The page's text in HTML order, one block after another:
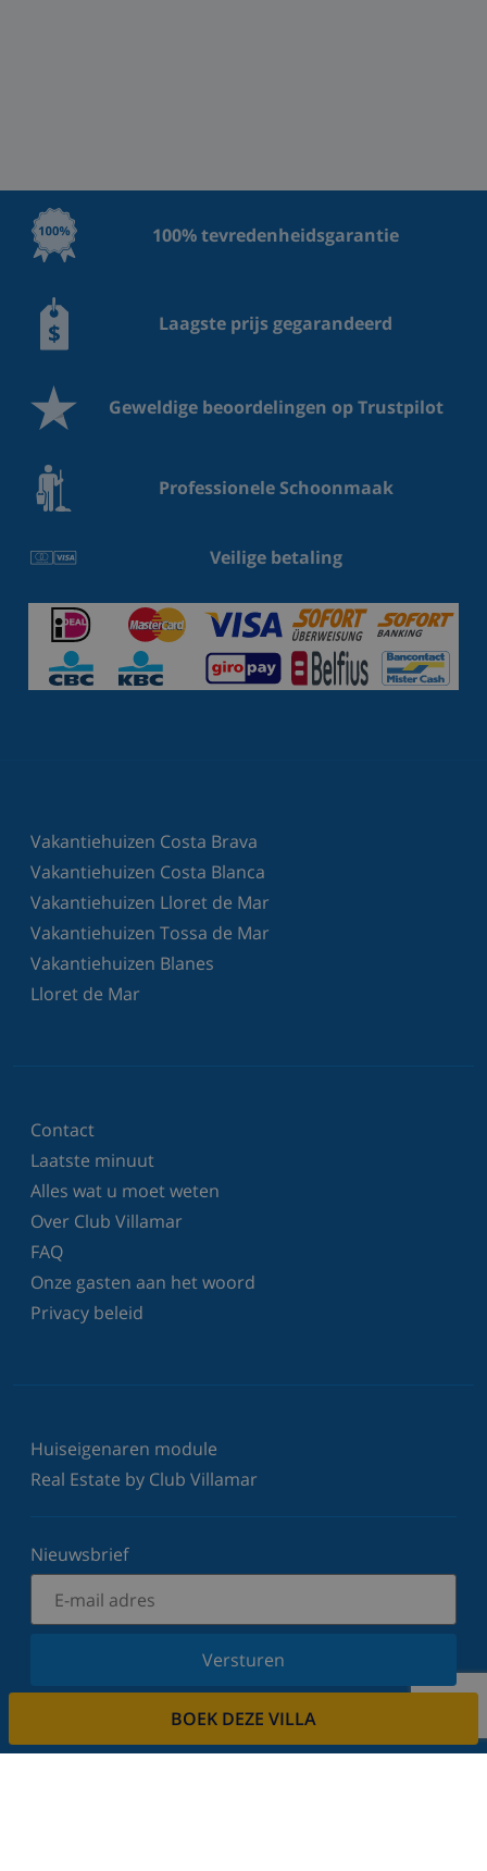
BOEK DEZE VILLA
100% tevredenheidsgarantie
Laagste prijs gegarandeerd
Geweldige beoordelingen op Trustpilot
Professionele Schoonmaak
Veilige betaling
Vakantiehuizen Costa Brava
Vakantiehuizen Costa Blanca
Vakantiehuizen Lloret de Mar
Vakantiehuizen Tossa de Mar
Vakantiehuizen Blanes
Lloret de Mar
Contact
Laatste minuut
Alles wat u moet weten
Over Club Villamar
FAQ
Onze gasten aan het woord
Privacy beleid
Huiseigenaren module
Real Estate by Club Villamar
Nieuwsbrief
Versturen
Schrijf u in voor onze nieuwsbrief en blijf op de
Wij respecteren uw privacy.